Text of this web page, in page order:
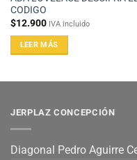
CODIGO
$12.900 IVA incluido
LEER MÁS
JERPLAZ CONCEPCIÓN
Diagonal Pedro Aguirre